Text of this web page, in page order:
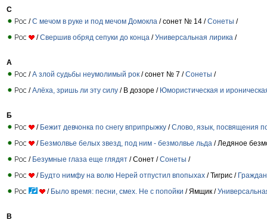
C
/C мечом в руке и под мечом Домокла / сонет № 14 /Сонеты /
/Cвершив обряд сепуки до конца /Универсальная лирика /
А
/А злой судьбы неумолимый рок / сонет № 7 /Сонеты /
/Алёха, зришь ли эту силу / В дозоре / Юмористическая и
Б
/ Бежит девчонка по снегу вприпрыжку /Слово, язык, посвящения
/ Безмолвье белых звезд, под ним - безмолвье льда / Ледяное
/ Безумные глаза еще глядят / Сонет /Сонеты /
/ Будто нимфу на волю Нерей отпустил впопыхах / Тигрис /
/ Было время: песни, смех. Не с попойки / Ямщик /
В